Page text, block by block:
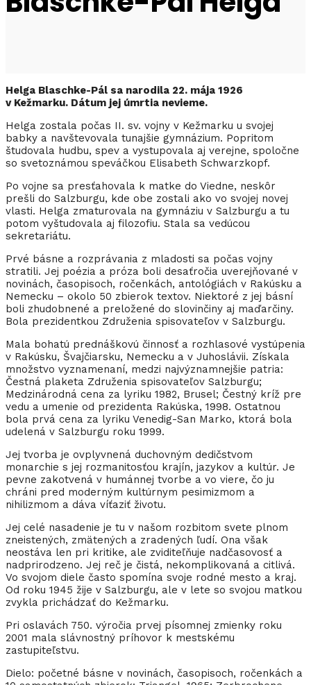
Helga Blaschke-Pál sa narodila 22. mája 1926
v Kežmarku. Dátum jej úmrtia nevieme.
Helga zostala počas II. sv. vojny v Kežmarku u svojej
babky a navštevovala tunajšie gymnázium. Popritom
študovala hudbu, spev a vystupovala aj verejne, spoločne
so svetoznámou speváčkou Elisabeth Schwarzkopf.
Po vojne sa presťahovala k matke do Viedne, neskôr
prešli do Salzburgu, kde obe zostali ako vo svojej novej
vlasti. Helga zmaturovala na gymnáziu v Salzburgu a tu
potom vyštudovala aj filozofiu. Stala sa vedúcou
sekretariátu.
Prvé básne a rozprávania z mladosti sa počas vojny
stratili. Jej poézia a próza boli desaťročia uverejňované v
novinách, časopisoch, ročenkách, antológiách v Rakúsku a
Nemecku – okolo 50 zbierok textov. Niektoré z jej básní
boli zhudobnené a preložené do slovinčiny aj maďarčiny.
Bola prezidentkou Združenia spisovateľov v Salzburgu.
Mala bohatú prednáškovú činnosť a rozhlasové vystúpenia
v Rakúsku, Švajčiarsku, Nemecku a v Juhoslávii. Získala
množstvo vyznamenaní, medzi najvýznamnejšie patria:
Čestná plaketa Združenia spisovateľov Salzburgu;
Medzinárodná cena za lyriku 1982, Brusel; Čestný kríž pre
vedu a umenie od prezidenta Rakúska, 1998. Ostatnou
bola prvá cena za lyriku Venedig-San Marko, ktorá bola
udelená v Salzburgu roku 1999.
Jej tvorba je ovplyvnená duchovným dedičstvom
monarchie s jej rozmanitosťou krajín, jazykov a kultúr. Je
pevne zakotvená v humánnej tvorbe a vo viere, čo ju
chráni pred moderným kultúrnym pesimizmom a
nihilizmom a dáva víťaziť životu.
Jej celé nasadenie je tu v našom rozbitom svete plnom
zneistených, zmätených a zradených ľudí. Ona však
neostáva len pri kritike, ale zviditeľňuje nadčasovosť a
nadprirodzeno. Jej reč je čistá, nekomplikovaná a citlivá.
Vo svojom diele často spomína svoje rodné mesto a kraj.
Od roku 1945 žije v Salzburgu, ale v lete so svojou matkou
zvykla prichádzať do Kežmarku.
Pri oslavách 750. výročia prvej písomnej zmienky roku
2001 mala slávnostný príhovor k mestskému
zastupiteľstvu.
Dielo: početné básne v novinách, časopisoch, ročenkách a